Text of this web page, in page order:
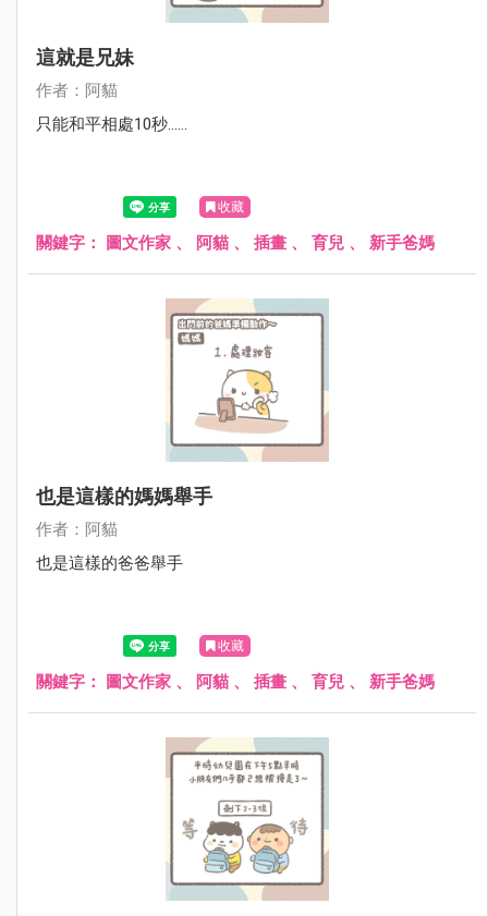
這就是兄妹
作者：阿貓
只能和平相處10秒......
收藏
關鍵字： 圖文作家 、 阿貓 、 插畫 、 育兒 、 新手爸媽
也是這樣的媽媽舉手
作者：阿貓
也是這樣的爸爸舉手
收藏
關鍵字： 圖文作家 、 阿貓 、 插畫 、 育兒 、 新手爸媽